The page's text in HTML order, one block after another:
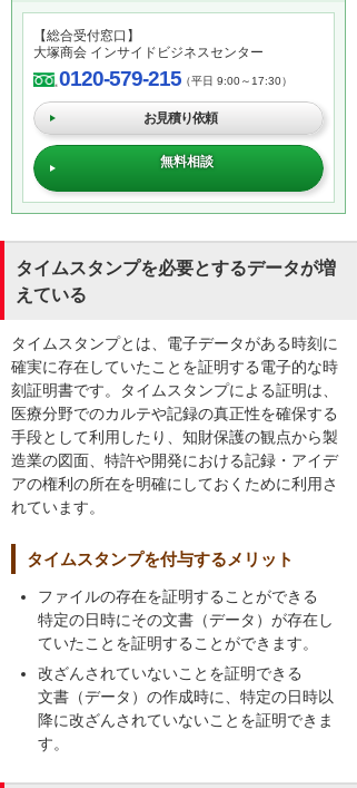
【総合受付窓口】
大塚商会 インサイドビジネスセンター
0120-579-215（平日 9:00～17:30）
お見積り依頼
無料相談
タイムスタンプを必要とするデータが増
えている
タイムスタンプとは、電子データがある時刻に
確実に存在していたことを証明する電子的な時
刻証明書です。タイムスタンプによる証明は、
医療分野でのカルテや記録の真正性を確保する
手段として利用したり、知財保護の観点から製
造業の図面、特許や開発における記録・アイデ
アの権利の所在を明確にしておくために利用さ
れています。
タイムスタンプを付与するメリット
ファイルの存在を証明することができる
特定の日時にその文書（データ）が存在し
ていたことを証明することができます。
改ざんされていないことを証明できる
文書（データ）の作成時に、特定の日時以
降に改ざんされていないことを証明できま
す。